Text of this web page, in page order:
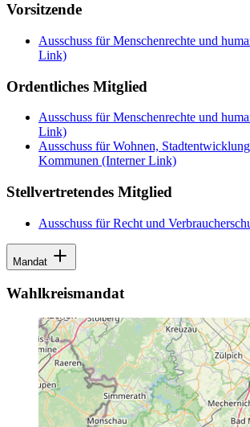
Vorsitzende
Ausschuss für Menschenrechte und
Link)
Ordentliches Mitglied
Ausschuss für Menschenrechte und
Link)
Ausschuss für Wohnen,
Kommunen (Interner Link)
Stellvertretendes Mitglied
Ausschuss für Recht und
Mandat
Wahlkreismandat